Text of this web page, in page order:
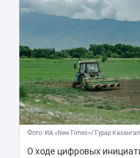
Фото: ИА «NewTimes»/Турар
О ходе цифровых